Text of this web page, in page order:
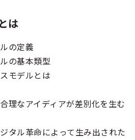
は
の定義
の基本類型
モデルとは
理なアイディアが差別化を生む
タル革命によって生み出された